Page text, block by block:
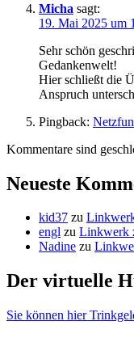
Micha sagt:
19. Mai 2025 um
Sehr schön
Gedankenwelt!
Hier schließt die
Anspruch
Pingback:
Kommentare sind
Neueste
kid37 zu
engl zu Linkwerk
Nadine zu
Der virtuelle
Sie können hier